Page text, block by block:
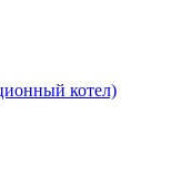
котел)